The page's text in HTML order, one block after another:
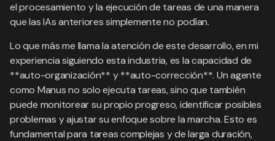
el procesamiento y la ejecución de tareas de una manera
que las IAs anteriores simplemente no podían.
Lo que más me llama la atención de este desarrollo, en mi
experiencia siguiendo esta industria, es la capacidad de
**auto-organización** y **auto-corrección**. Un agente
como Manus no solo ejecuta tareas, sino que también
puede monitorear su propio progreso, identificar posibles
problemas y ajustar su enfoque sobre la marcha. Esto es
fundamental para tareas complejas y de larga duración,